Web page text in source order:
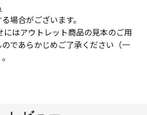
場合がございます。
はアウトレット商品の見本のご用
であらかじめご了承ください（一